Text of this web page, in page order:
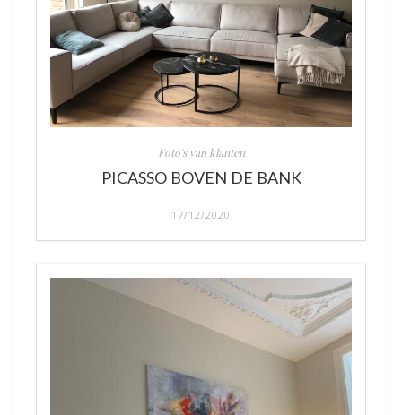
Foto's van klanten
PICASSO BOVEN DE BANK
17/12/2020